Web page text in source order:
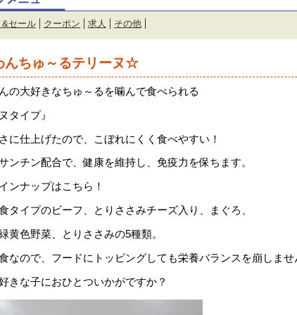
&セール クーポン 求人 その他
ちゅ～るテリーヌ☆
の大好きなちゅ～るを噛んで食べられる
タイプ』
に仕上げたので、こぼれにくく食べやすい！
ンチン配合で、健康を維持し、免疫力を保ちます。
ンナップはこちら！
タイプのビーフ、とりささみチーズ入り、まぐろ、
黄色野菜、とりささみの5種類。
なので、フードにトッピングしても栄養バランスを崩しませ
きな子におひとついかがですか？